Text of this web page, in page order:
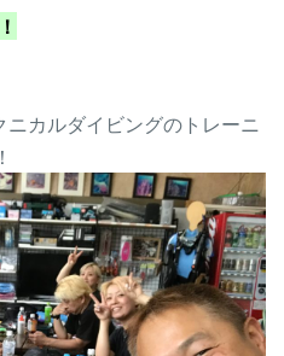
カルダイビングのトレーニ